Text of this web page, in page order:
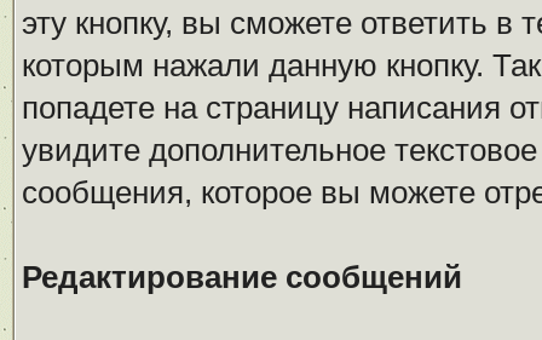
эту кнопку, вы сможете ответить
которым нажали данную кнопку.
попадете на страницу написания
увидите дополнительное
сообщения, которое вы можете
Редактирование сообщений